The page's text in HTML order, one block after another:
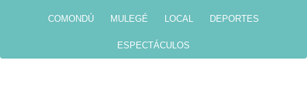
COMONDÚ MULEGÉ LOCAL DEPORTES
ESPECTÁCULOS